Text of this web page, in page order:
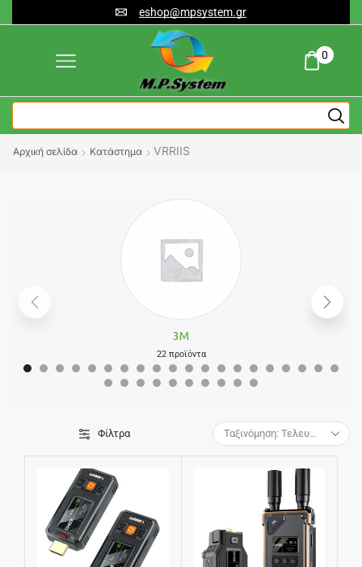
eshop@mpsystem.gr
0
Αρχική σελίδα Κατάστημα VRRIIS
3M
22 προϊόντα
Φίλτρα